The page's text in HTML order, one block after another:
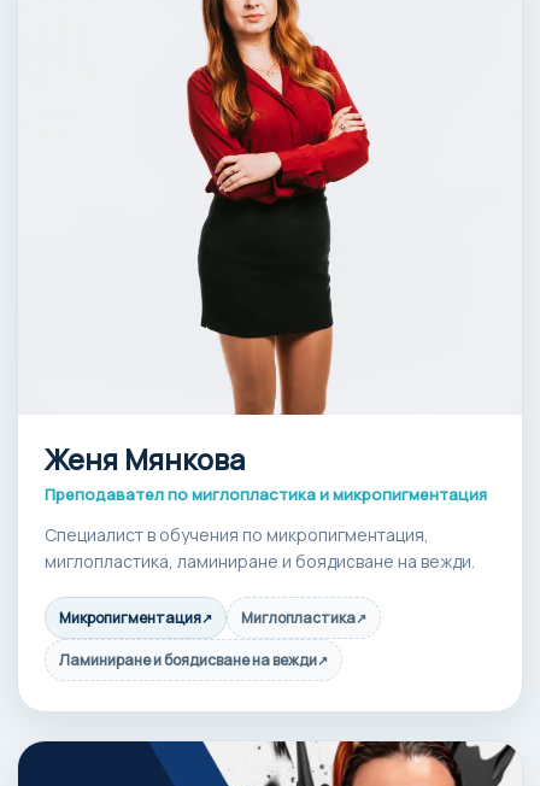
Женя Мянкова
Преподавател по миглопластика и микропигментация
Специалист в обучения по микропигментация,
миглопластика, ламиниране и боядисване на вежди.
Микропигментация↗ Миглопластика↗
Ламиниране и боядисване на вежди↗